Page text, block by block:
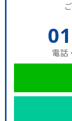
電話